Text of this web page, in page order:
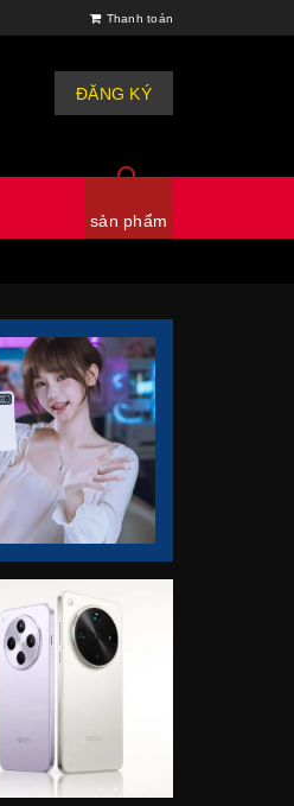
Thanh toán
ĐĂNG KÝ
sản phẩm